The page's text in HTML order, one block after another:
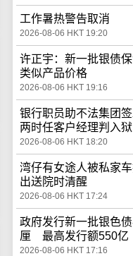
工作暑热警告取消
2026-08-06 HKT 19:20
许正宇：新一批银债
类似产品价格
2026-08-06 HKT 19:16
银行职员助不法集团
两时任客户经理判入
2026-08-06 HKT 18:20
湾仔有女途人被私家
出送院时清醒
2026-08-06 HKT 17:24
政府发行新一批银色
厘 最高发行额550亿
2026-08-06 HKT 17:16